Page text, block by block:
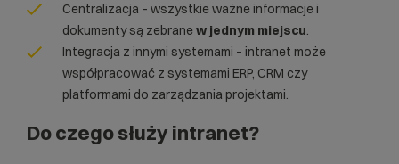
Centralizacja – wszystkie ważne informacje i
dokumenty są zebrane w jednym miejscu.
Integracja z innymi systemami – intranet może
współpracować z systemami ERP, CRM czy
platformami do zarządzania projektami.
Do czego służy intranet?